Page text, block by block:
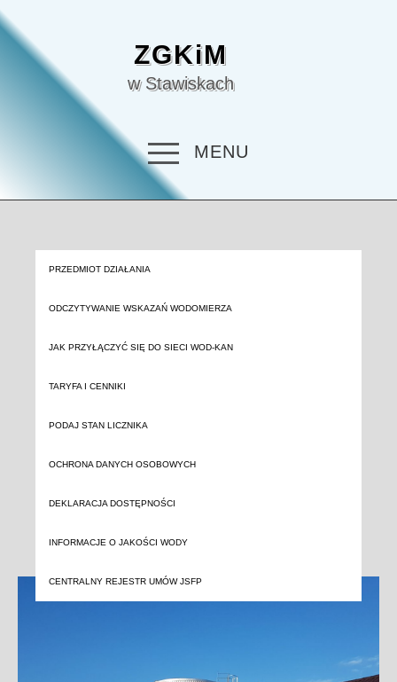
ZGKiM
w Stawiskach
MENU
PRZEDMIOT DZIAŁANIA
ODCZYTYWANIE WSKAZAŃ WODOMIERZA
JAK PRZYŁĄCZYĆ SIĘ DO SIECI WOD-KAN
TARYFA I CENNIKI
PODAJ STAN LICZNIKA
OCHRONA DANYCH OSOBOWYCH
DEKLARACJA DOSTĘPNOŚCI
INFORMACJE O JAKOŚCI WODY
CENTRALNY REJESTR UMÓW JSFP